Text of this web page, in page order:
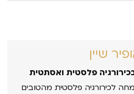
שיין
פלסטית ואסתטית
לכירורגיה פלסטית מהטובים